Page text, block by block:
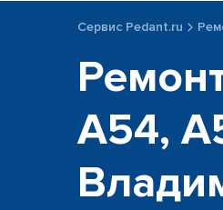
Сервис Pedant.ru
A54,